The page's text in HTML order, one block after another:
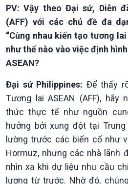
Tin Kinh tế
Trước giờ mở cửa
Dòng chảy Kinh tế
Sức sống hàng Việt
Khởi nghiệp
Tuyên chiến với gian lận
đảo
PV: Vậy theo Đại sứ, Diễn
(AFF) với các chủ đề đa
“Cùng nhau kiến tạo tương
như thế nào vào việc định
ASEAN?
Đại sứ Philippines: Để thấy
Tương lai ASEAN (AFF), hãy
thức thực tế như nguồn
hưởng bởi xung đột tại
lường trước các biến cố như
Hormuz, nhưng các nhà lãnh
nhìn xa khi dự liệu nhu cầu
lượng từ trước. Nhờ đó,